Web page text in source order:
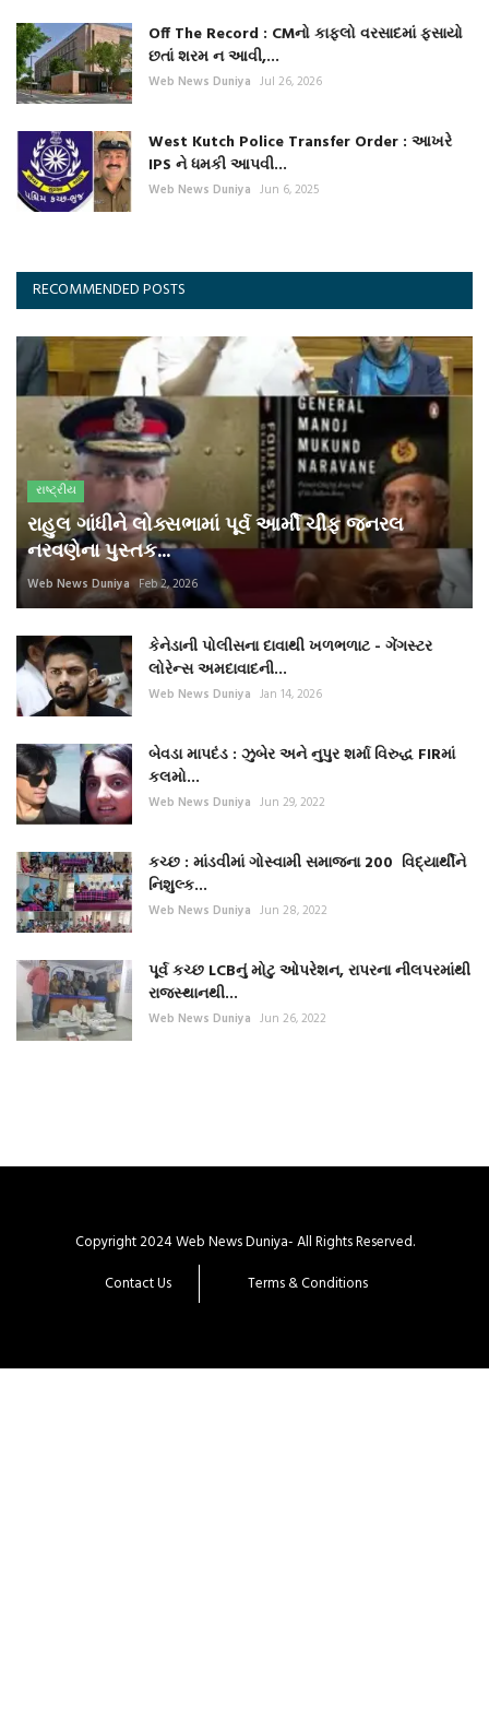
Off The Record : CMનો કાફલો વરસાદમાં ફસાયો
છતાં શરમ ન આવી,...
Web News Duniya Jul 26, 2026
West Kutch Police Transfer Order : આખરે
IPS ને ધમકી આપવી...
Web News Duniya Jun 6, 2025
RECOMMENDED POSTS
રાષ્ટ્રીય
રાહુલ ગાંધીને લોક્સભામાં પૂર્વ આર્મી ચીફ જનરલ
નરવણેના પુસ્તક...
Web News Duniya Feb 2, 2026
કેનેડાની પોલીસના દાવાથી ખળભળાટ - ગેંગસ્ટર
લોરેન્સ અમદાવાદની...
Web News Duniya Jan 14, 2026
બેવડા માપદંડ : ઝુબેર અને નુપુર શર્મા વિરુદ્ધ FIRમાં
કલમો...
Web News Duniya Jun 29, 2022
કચ્છ : માંડવીમાં ગોસ્વામી સમાજના 200 વિદ્યાર્થીને
નિશુલ્ક...
Web News Duniya Jun 28, 2022
પૂર્વ કચ્છ LCBનું મોટુ ઓપરેશન, રાપરના નીલપરમાંથી
રાજસ્થાનથી...
Web News Duniya Jun 26, 2022
Copyright 2024 Web News Duniya- All Rights Reserved.
Contact Us
Terms & Conditions